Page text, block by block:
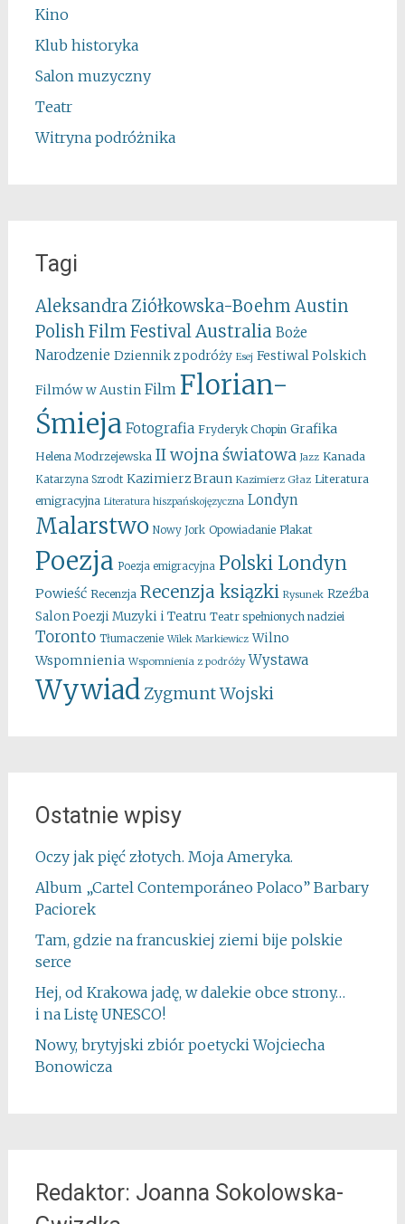
Kino
Klub historyka
Salon muzyczny
Teatr
Witryna podróżnika
Tagi
Aleksandra Ziółkowska-Boehm Austin
Polish Film Festival Australia Boże
Narodzenie Dziennik z podróży Esej Festiwal Polskich
Filmów w Austin Film Florian-
Śmieja Fotografia Fryderyk Chopin Grafika
Helena Modrzejewska II wojna światowa Jazz Kanada
Katarzyna Szrodt Kazimierz Braun Kazimierz Głaz Literatura
emigracyjna Literatura hiszpańskojęzyczna Londyn
Malarstwo Nowy Jork Opowiadanie Plakat
Poezja Poezja emigracyjna Polski Londyn
Powieść Recenzja Recenzja ksiązki Rysunek Rzeźba
Salon Poezji Muzyki i Teatru Teatr spełnionych nadziei
Toronto Tłumaczenie Wilek Markiewicz Wilno
Wspomnienia Wspomnienia z podróży Wystawa
Wywiad Zygmunt Wojski
Ostatnie wpisy
Oczy jak pięć złotych. Moja Ameryka.
Album „Cartel Contemporáneo Polaco” Barbary
Paciorek
Tam, gdzie na francuskiej ziemi bije polskie
serce
Hej, od Krakowa jadę, w dalekie obce strony…
i na Listę UNESCO!
Nowy, brytyjski zbiór poetycki Wojciecha
Bonowicza
Redaktor: Joanna Sokolowska-